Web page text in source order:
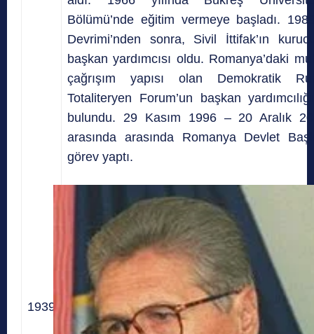
1939
Bölümü’nde eğitim vermeye başladı.
Devrimi’nden sonra, Sivil İttifak’ın
başkan yardımcısı oldu. Romanya’daki
çağrışım yapısı olan Demokratik
Totaliteryen Forum’un başkan
bulundu. 29 Kasım 1996 – 20 Aralık
arasında arasında Romanya Devlet
görev yaptı.